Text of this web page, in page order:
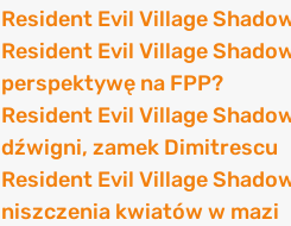
Resident Evil Village
Resident Evil Village
perspektywę na FPP?
Resident Evil Village
dźwigni, zamek Dimitrescu
Resident Evil Village
niszczenia kwiatów w mazi